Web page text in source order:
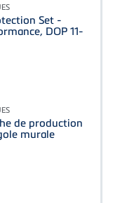
Set -
DOP 11-
de production
murale